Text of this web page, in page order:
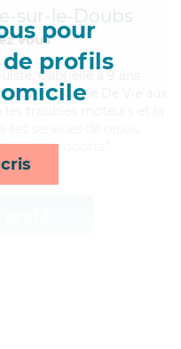
pour
profils
sur-le-Doubs
Vous
Gabrielle a 9 ans
d'Assistante De Vie aux
et transports*